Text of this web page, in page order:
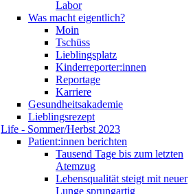
Labor
Was macht eigentlich?
Moin
Tschüss
Lieblingsplatz
Kinderreporter:innen
Reportage
Karriere
Gesundheitsakademie
Lieblingsrezept
Life - Sommer/Herbst 2023
Patient:innen berichten
Tausend Tage bis zum letzten
Atemzug
Lebensqualität steigt mit neuer
Lunge sprungartig